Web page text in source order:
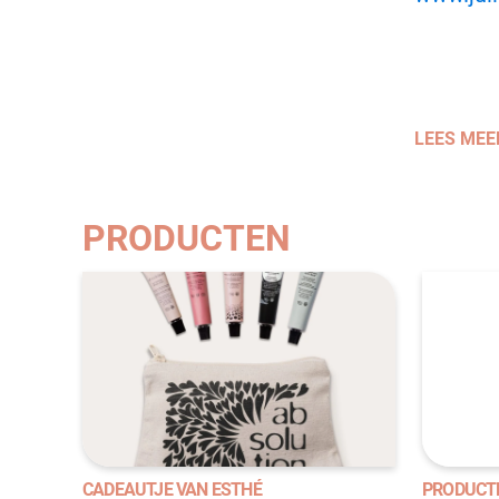
LEES
PRODUCTEN
CADEAUTJE VAN ESTHÉ